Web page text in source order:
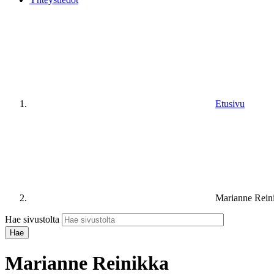
Etusivu
Marianne
Hae sivustolta
Marianne Reinikka